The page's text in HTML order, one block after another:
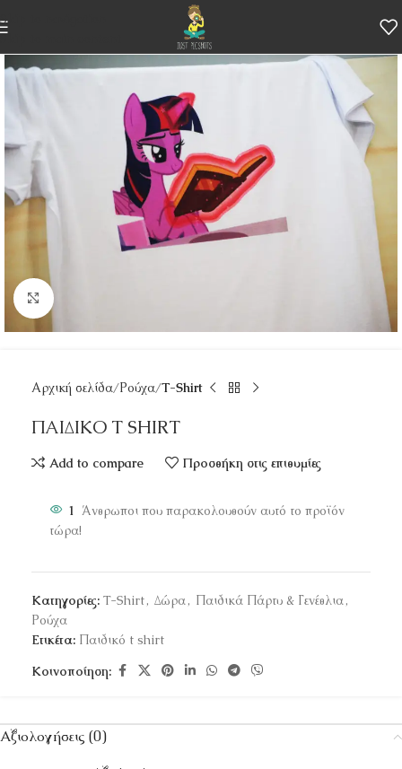
Skip to navigation
Skip to main content
Κάντε κλικ για μεγέθυνση
Αρχική σελίδα Ρούχα T-Shirt
ΠΑΙΔΙΚΟ T SHIRT
Add to compare Προσθήκη στις επιθυμίες
1 Άνθρωποι που παρακολουθούν αυτό το προϊόν
τώρα!
Κατηγορίες: T-Shirt, Δώρα, Παιδικά Πάρτυ & Γενέθλια,
Ρούχα
Ετικέτα: Παιδικό t shirt
Κοινοποίηση:
Αξιολογήσεις (0)